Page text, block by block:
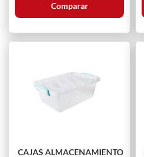
Comparar
CAJAS ALMACENAMIENTO